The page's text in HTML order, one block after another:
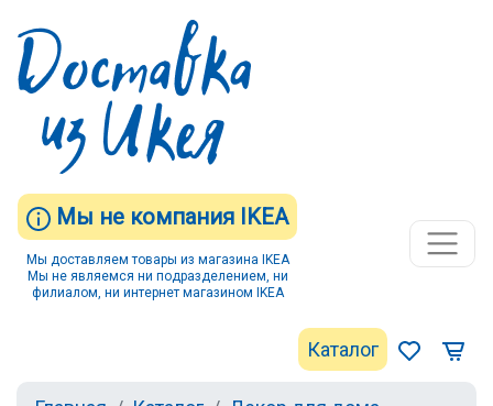
Мы не компания IKEA
Мы доставляем товары из магазина IKEA
Мы не являемся ни подразделением, ни
филиалом, ни интернет магазином IKEA
Каталог